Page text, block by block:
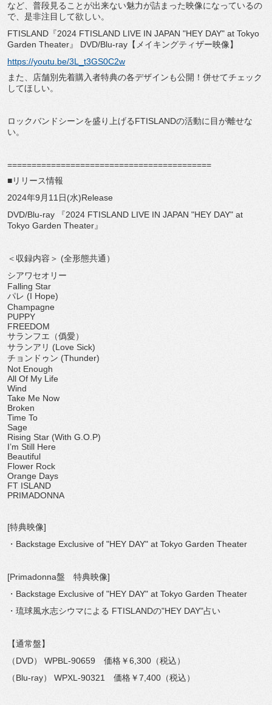
など、普段見ることが出来ない魅力が詰まった映像になっているの
で、是非注目して欲しい。
FTISLAND『2024 FTISLAND LIVE IN JAPAN "HEY DAY" at Tokyo
Garden Theater』 DVD/Blu-ray【メイキングティザー映像】
https://youtu.be/3L_t3GS0C2w
また、店舗別先着購入者特典の各デザインも公開！併せてチェック
してほしい。
ロックバンドシーンを盛り上げるFTISLANDの活動に目が離せな
い。
==========================================
■リリース情報
2024年9月11日(水)Release
DVD/Blu-ray 『2024 FTISLAND LIVE IN JAPAN "HEY DAY" at
Tokyo Garden Theater』
＜収録内容＞ (全形態共通）
シアワセオリー
Falling Star
パレ (I Hope)
Champagne
PUPPY
FREEDOM
サランフエ（僞愛）
サランアリ (Love Sick)
チョンドゥン (Thunder)
Not Enough
All Of My Life
Wind
Take Me Now
Broken
Time To
Sage
Rising Star (With G.O.P)
I’m Still Here
Beautiful
Flower Rock
Orange Days
FT ISLAND
PRIMADONNA
[特典映像]
・Backstage Exclusive of "HEY DAY" at Tokyo Garden Theater
[Primadonna盤 特典映像]
・Backstage Exclusive of "HEY DAY" at Tokyo Garden Theater
・琉球風水志シウマによる FTISLANDの"HEY DAY"占い
【通常盤】
（DVD） WPBL-90659 価格￥6,300（税込）
（Blu-ray） WPXL-90321 価格￥7,400（税込）